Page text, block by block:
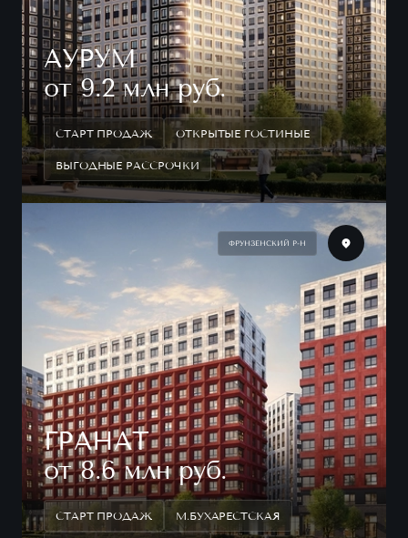
АУРУМ
от 9.2 млн руб.
СТАРТ ПРОДАЖ ОТКРЫТЫЕ ГОСТИНЫЕ
ВЫГОДНЫЕ РАССРОЧКИ
ФРУНЗЕНСКИЙ Р-Н
ГРАНАТ
от 8.6 млн руб.
СТАРТ ПРОДАЖ М.БУХАРЕСТСКАЯ